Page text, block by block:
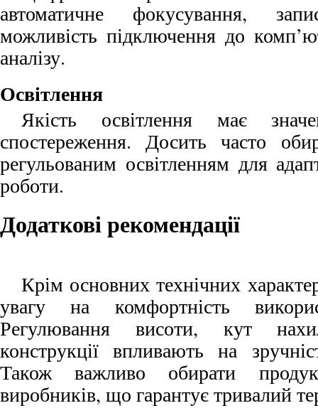
автоматичне фокусування,
можливість підключення до
аналізу.
Освітлення
Якість освітлення має
спостереження. Досить часто
регульованим освітленням для
роботи.
Додаткові рекомендації
Крім основних технічних
увагу на комфортність
Регулювання висоти, кут
конструкції впливають на
Також важливо обирати
виробників, що гарантує тривалий